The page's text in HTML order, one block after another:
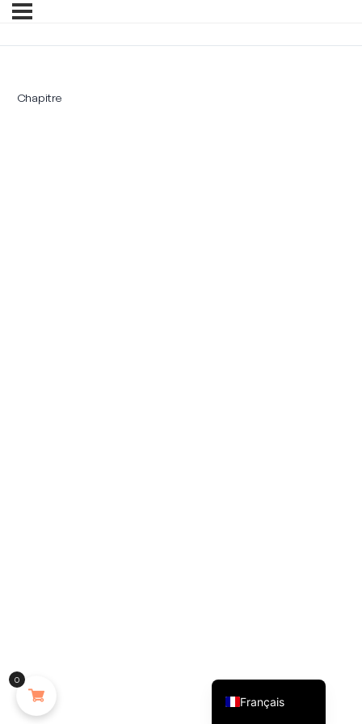
Chapitre
0
Français